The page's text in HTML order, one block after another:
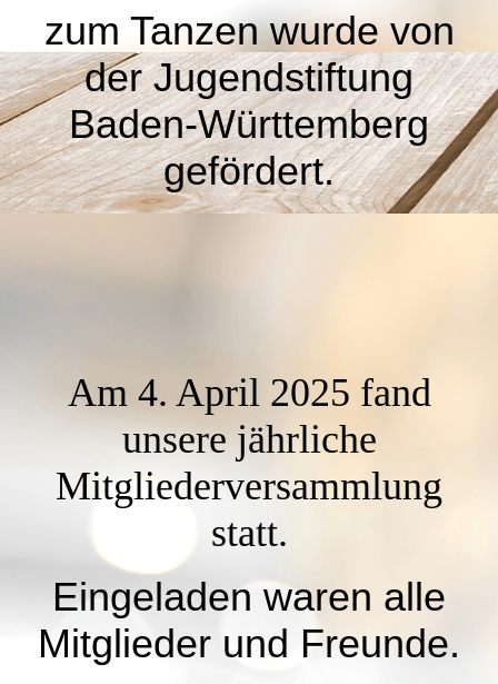
zum Tanzen wurde von
der Jugendstiftung
Baden-Württemberg
gefördert.
Am 4. April 2025 fand
unsere jährliche
Mitgliederversammlung
statt.
Eingeladen waren alle
Mitglieder und Freunde.